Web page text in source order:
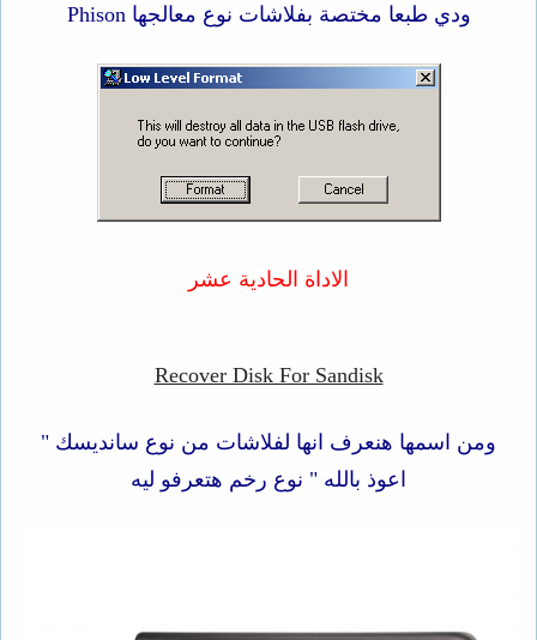
ودي طبعا مختصة بفلاشات نوع معالجها Phison
الاداة الحادية عشر
Recover Disk For Sandisk
ومن اسمها هنعرف انها لفلاشات من نوع سانديسك "
اعوذ بالله " نوع رخم هتعرفو ليه